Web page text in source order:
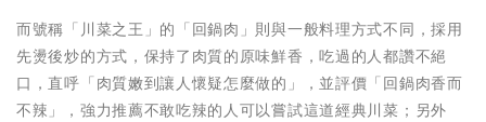
而號稱「川菜之王」的「回鍋肉」則與一般料理方式不同，採用
先燙後炒的方式，保持了肉質的原味鮮香，吃過的人都讚不絕
口，直呼「肉質嫩到讓人懷疑怎麼做的」，並評價「回鍋肉香而
不辣」，強力推薦不敢吃辣的人可以嘗試這道經典川菜；另外